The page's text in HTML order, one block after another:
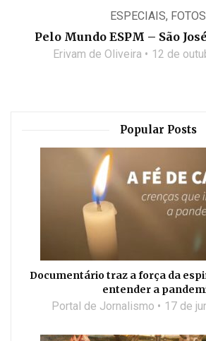
ESPECIAIS, FOTOS
Pelo Mundo ESPM – São
Erivam de Oliveira 12 de
Popular Posts
Documentário traz a força da
entender a
Portal de Jornalismo 17 de